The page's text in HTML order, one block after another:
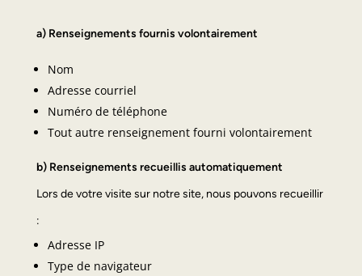
a) Renseignements fournis volontairement
Nom
Adresse courriel
Numéro de téléphone
Tout autre renseignement fourni volontairement
b) Renseignements recueillis automatiquement
Lors de votre visite sur notre site, nous pouvons recueillir
:
Adresse IP
Type de navigateur